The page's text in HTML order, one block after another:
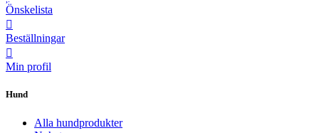
Önskelista
Beställningar
Min profil
Hund
Alla hundprodukter